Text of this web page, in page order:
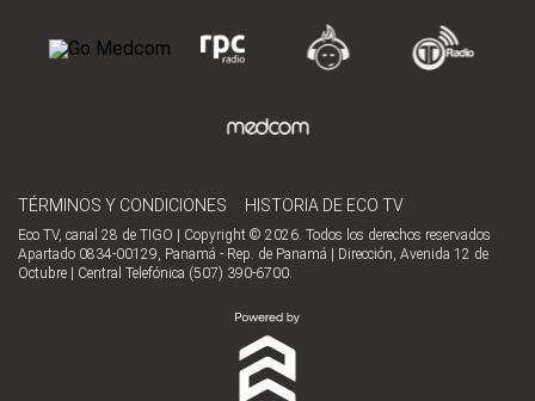
TÉRMINOS Y CONDICIONES HISTORIA DE ECO TV
Eco TV, canal 28 de TIGO | Copyright © 2026. Todos los derechos reservados
Apartado 0834-00129, Panamá - Rep. de Panamá | Dirección, Avenida 12 de
Octubre | Central Telefónica (507) 390-6700.